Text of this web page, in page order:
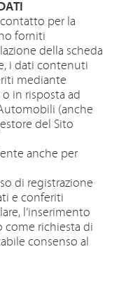
per la
forniti
della scheda
i dati contenuti
mediante
in risposta ad
(anche
del Sito
anche per
di registrazione
e conferiti
l’inserimento
come richiesta di
consenso al